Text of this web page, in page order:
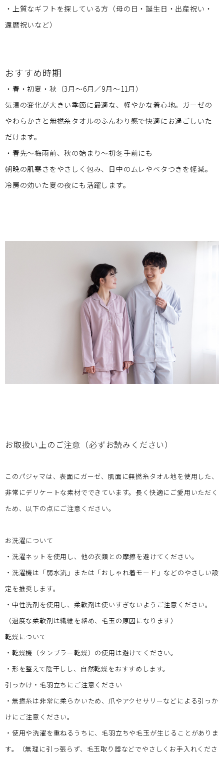
・上質なギフトを探している方（母の日・誕生日・出産祝い・
還暦祝いなど）
おすすめ時期
・春・初夏・秋（3月～6月／9月～11月）
気温の変化が大きい季節に最適な、軽やかな着心地。ガーゼの
やわらかさと無撚糸タオルのふんわり感で快適にお過ごしいた
だけます。
・春先～梅雨前、秋の始まり～初冬手前にも
朝晩の肌寒さをやさしく包み、日中のムレやベタつきを軽減。
冷房の効いた夏の夜にも活躍します。
お取扱い上のご注意（必ずお読みください）
このパジャマは、表面にガーゼ、肌面に無撚糸タオル地を使用した、
非常にデリケートな素材でできています。長く快適にご愛用いただく
ため、以下の点にご注意ください。
お洗濯について
・洗濯ネットを使用し、他の衣類との摩擦を避けてください。
・洗濯機は「弱水流」または「おしゃれ着モード」などのやさしい設
定を推奨します。
・中性洗剤を使用し、柔軟剤は使いすぎないようご注意ください。
（過度な柔軟剤は繊維を絡め、毛玉の原因になります）
乾燥について
・乾燥機（タンブラー乾燥）の使用は避けてください。
・形を整えて陰干しし、自然乾燥をおすすめします。
引っかけ・毛羽立ちにご注意ください
・無撚糸は非常に柔らかいため、爪やアクセサリーなどによる引っか
けにご注意ください。
・使用や洗濯を重ねるうちに、毛羽立ちや毛玉が生じることがありま
す。（無理に引っ張らず、毛玉取り器などでやさしくお手入れくださ